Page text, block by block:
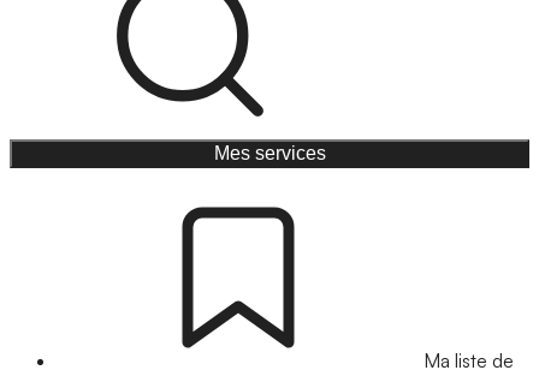
Mes services
Ma liste de